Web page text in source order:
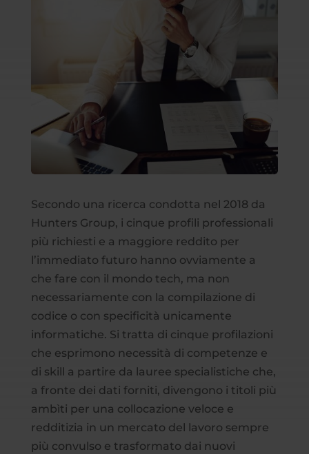
Secondo una ricerca condotta nel 2018 da
Hunters Group, i cinque profili professionali
più richiesti e a maggiore reddito per
l’immediato futuro hanno ovviamente a
che fare con il mondo tech, ma non
necessariamente con la compilazione di
codice o con specificità unicamente
informatiche. Si tratta di cinque profilazioni
che esprimono necessità di competenze e
di skill a partire da lauree specialistiche che,
a fronte dei dati forniti, divengono i titoli più
ambìti per una collocazione veloce e
redditizia in un mercato del lavoro sempre
più convulso e trasformato dai nuovi